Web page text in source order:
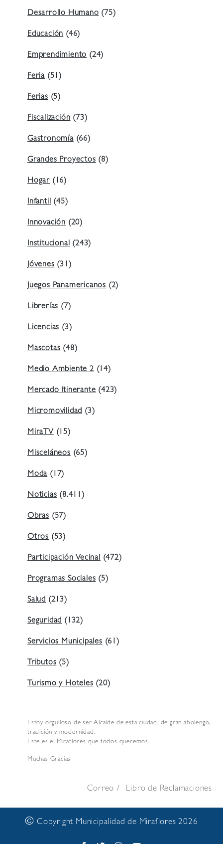
Desarrollo Humano(75)
Educación(46)
Emprendimiento(24)
Feria (51)
Ferias(5)
Fiscalización(73)
Gastronomía(66)
Grandes Proyectos(8)
Hogar (16)
Infantil(45)
Innovación (20)
Institucional(243)
Jóvenes(31)
Juegos Panamericanos (2)
Librerías(7)
Licencias(3)
Mascotas(48)
Medio Ambiente 2(14)
Mercado Itinerante(423)
Micromovilidad(3)
MiraTV(15)
Misceláneos(65)
Moda(17)
Noticias(8.411)
Obras (57)
Otros (53)
Participación Vecinal(472)
Programas Sociales(5)
Salud (213)
Seguridad(132)
Servicios Municipales(61)
Tributos(5)
Turismo y Hoteles(20)
Estoy orgulloso de ser Alcalde de esta ciudad, de gran abolengo,
tradición y modernidad.
Este es el Miraflores que todos queremos.
Muchas Gracias
Correo Libro de Reclamaciones
© Copyright Municipalidad de Miraflores 2026